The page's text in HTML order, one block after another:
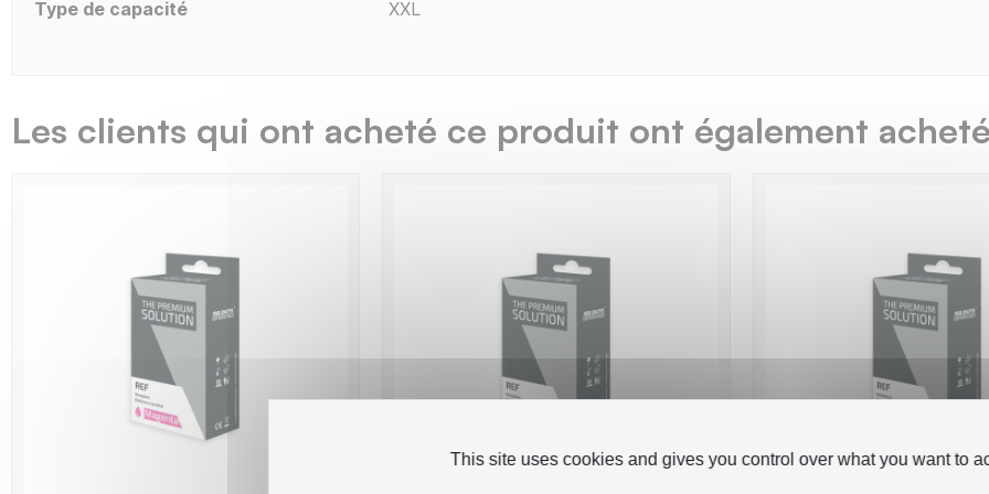
Type de capacité XXL
Les clients qui ont acheté ce produit ont également
This site uses cookies and gives you control over what you want to